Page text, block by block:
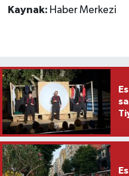
Kaynak: Haber Merkezi